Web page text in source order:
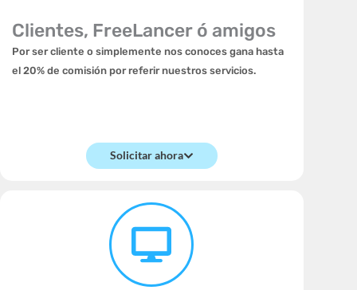
Clientes, FreeLancer ó amigos
Por ser cliente o simplemente nos conoces gana hasta
el 20% de comisión por referir nuestros servicios.
Solicitar ahora